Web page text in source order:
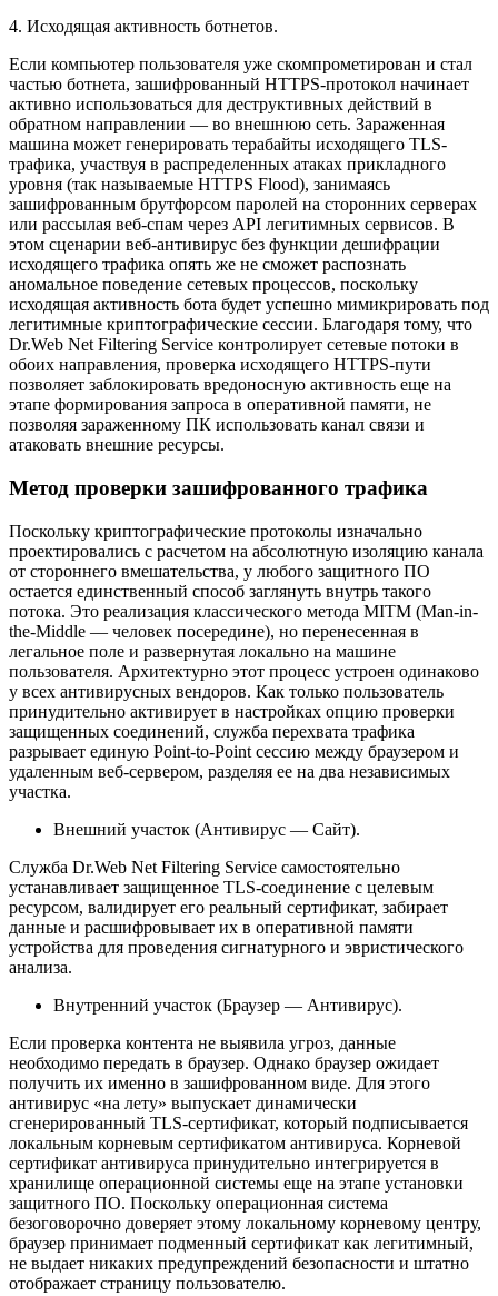
4. Исходящая активность ботнетов.
Если компьютер пользователя уже скомпрометирован и стал
частью ботнета, зашифрованный HTTPS-протокол начинает
активно использоваться для деструктивных действий в
обратном направлении — во внешнюю сеть. Зараженная
машина может генерировать терабайты исходящего TLS-
трафика, участвуя в распределенных атаках прикладного
уровня (так называемые HTTPS Flood), занимаясь
зашифрованным брутфорсом паролей на сторонних серверах
или рассылая веб-спам через API легитимных сервисов. В
этом сценарии веб-антивирус без функции дешифрации
исходящего трафика опять же не сможет распознать
аномальное поведение сетевых процессов, поскольку
исходящая активность бота будет успешно мимикрировать под
легитимные криптографические сессии. Благодаря тому, что
Dr.Web Net Filtering Service контролирует сетевые потоки в
обоих направления, проверка исходящего HTTPS-пути
позволяет заблокировать вредоносную активность еще на
этапе формирования запроса в оперативной памяти, не
позволяя зараженному ПК использовать канал связи и
атаковать внешние ресурсы.
Метод проверки зашифрованного трафика
Поскольку криптографические протоколы изначально
проектировались с расчетом на абсолютную изоляцию канала
от стороннего вмешательства, у любого защитного ПО
остается единственный способ заглянуть внутрь такого
потока. Это реализация классического метода MITM (Man-in-
the-Middle — человек посередине), но перенесенная в
легальное поле и развернутая локально на машине
пользователя. Архитектурно этот процесс устроен одинаково
у всех антивирусных вендоров. Как только пользователь
принудительно активирует в настройках опцию проверки
защищенных соединений, служба перехвата трафика
разрывает единую Point-to-Point сессию между браузером и
удаленным веб-сервером, разделяя ее на два независимых
участка.
Внешний участок (Антивирус — Сайт).
Служба Dr.Web Net Filtering Service самостоятельно
устанавливает защищенное TLS-соединение с целевым
ресурсом, валидирует его реальный сертификат, забирает
данные и расшифровывает их в оперативной памяти
устройства для проведения сигнатурного и эвристического
анализа.
Внутренний участок (Браузер — Антивирус).
Если проверка контента не выявила угроз, данные
необходимо передать в браузер. Однако браузер ожидает
получить их именно в зашифрованном виде. Для этого
антивирус «на лету» выпускает динамически
сгенерированный TLS-сертификат, который подписывается
локальным корневым сертификатом антивируса. Корневой
сертификат антивируса принудительно интегрируется в
хранилище операционной системы еще на этапе установки
защитного ПО. Поскольку операционная система
безоговорочно доверяет этому локальному корневому центру,
браузер принимает подменный сертификат как легитимный,
не выдает никаких предупреждений безопасности и штатно
отображает страницу пользователю.